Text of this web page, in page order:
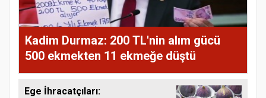
Kadim Durmaz: 200 TL'nin alım gücü
500 ekmekten 11 ekmeğe düştü
Ege İhracatçıları: